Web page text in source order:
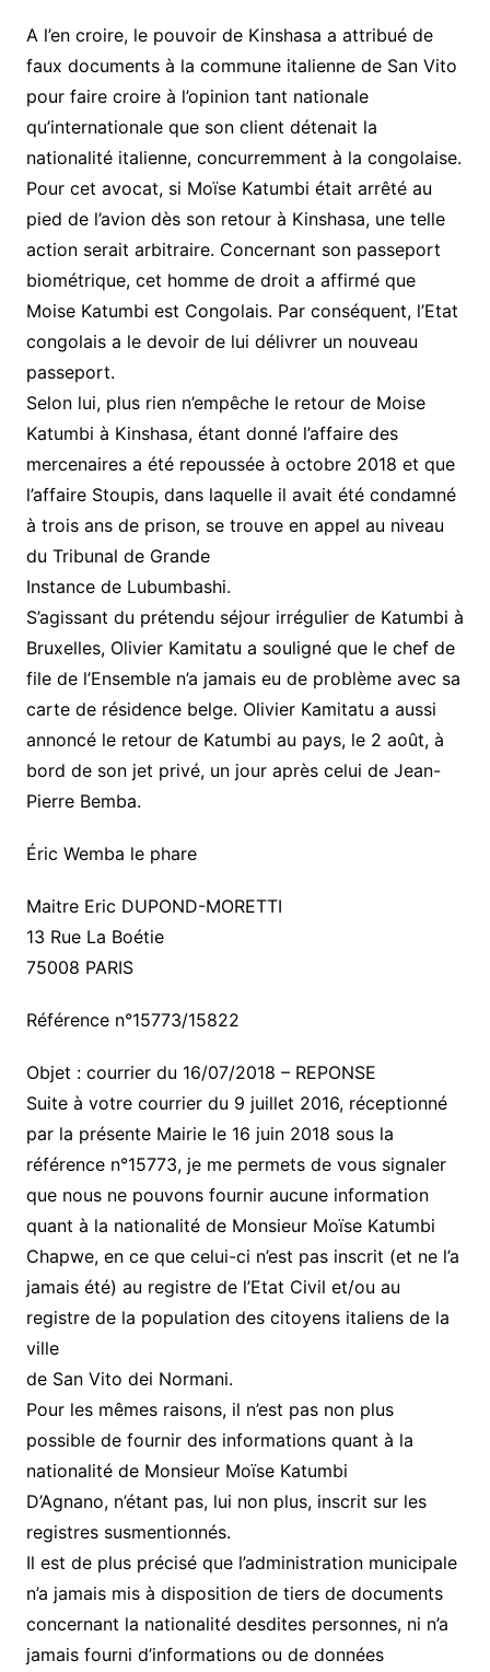
A l’en croire, le pouvoir de Kinshasa a attribué de
faux documents à la commune italienne de San Vito
pour faire croire à l’opinion tant nationale
qu’internationale que son client détenait la
nationalité italienne, concurremment à la congolaise.
Pour cet avocat, si Moïse Katumbi était arrêté au
pied de l’avion dès son retour à Kinshasa, une telle
action serait arbitraire. Concernant son passeport
biométrique, cet homme de droit a affirmé que
Moise Katumbi est Congolais. Par conséquent, l’Etat
congolais a le devoir de lui délivrer un nouveau
passeport.
Selon lui, plus rien n’empêche le retour de Moise
Katumbi à Kinshasa, étant donné l’affaire des
mercenaires a été repoussée à octobre 2018 et que
l’affaire Stoupis, dans laquelle il avait été condamné
à trois ans de prison, se trouve en appel au niveau
du Tribunal de Grande
Instance de Lubumbashi.
S’agissant du prétendu séjour irrégulier de Katumbi à
Bruxelles, Olivier Kamitatu a souligné que le chef de
file de l’Ensemble n’a jamais eu de problème avec sa
carte de résidence belge. Olivier Kamitatu a aussi
annoncé le retour de Katumbi au pays, le 2 août, à
bord de son jet privé, un jour après celui de Jean-
Pierre Bemba.
Éric Wemba le phare
Maitre Eric DUPOND-MORETTI
13 Rue La Boétie
75008 PARIS
Référence n°15773/15822
Objet : courrier du 16/07/2018 – REPONSE
Suite à votre courrier du 9 juillet 2016, réceptionné
par la présente Mairie le 16 juin 2018 sous la
référence n°15773, je me permets de vous signaler
que nous ne pouvons fournir aucune information
quant à la nationalité de Monsieur Moïse Katumbi
Chapwe, en ce que celui-ci n’est pas inscrit (et ne l’a
jamais été) au registre de l’Etat Civil et/ou au
registre de la population des citoyens italiens de la
ville
de San Vito dei Normani.
Pour les mêmes raisons, il n’est pas non plus
possible de fournir des informations quant à la
nationalité de Monsieur Moïse Katumbi
D’Agnano, n’étant pas, lui non plus, inscrit sur les
registres susmentionnés.
Il est de plus précisé que l’administration municipale
n’a jamais mis à disposition de tiers de documents
concernant la nationalité desdites personnes, ni n’a
jamais fourni d’informations ou de données